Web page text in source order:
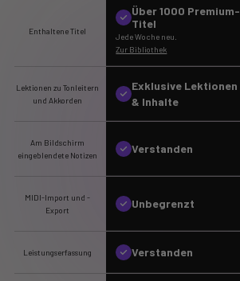
Enthaltene Titel
Über 1000 Premium-
Titel
Jede Woche neu.
Zur Bibliothek
Lektionen zu Tonleitern
und Akkorden
Exklusive Lektionen
& Inhalte
Am Bildschirm
eingeblendete Notizen
Verstanden
MIDI-Import und -
Export
Unbegrenzt
Leistungserfassung Verstanden